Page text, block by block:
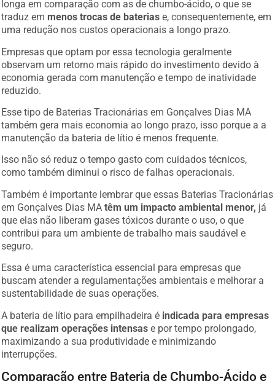
longa em comparação com as de chumbo-ácido, o que se
traduz em menos trocas de baterias e, consequentemente, em
uma redução nos custos operacionais a longo prazo.
Empresas que optam por essa tecnologia geralmente
observam um retorno mais rápido do investimento devido à
economia gerada com manutenção e tempo de inatividade
reduzido.
Esse tipo de Baterias Tracionárias em Gonçalves Dias MA
também gera mais economia ao longo prazo, isso porque a a
manutenção da bateria de lítio é menos frequente.
Isso não só reduz o tempo gasto com cuidados técnicos,
como também diminui o risco de falhas operacionais.
Também é importante lembrar que essas Baterias Tracionárias
em Gonçalves Dias MAtêm um impacto ambiental menor, já
que elas não liberam gases tóxicos durante o uso, o que
contribui para um ambiente de trabalho mais saudável e
seguro.
Essa é uma característica essencial para empresas que
buscam atender a regulamentações ambientais e melhorar a
sustentabilidade de suas operações.
A bateria de lítio para empilhadeira é indicada para empresas
que realizam operações intensas e por tempo prolongado,
maximizando a sua produtividade e minimizando
interrupções.
Comparação entre Bateria de Chumbo-Ácido e